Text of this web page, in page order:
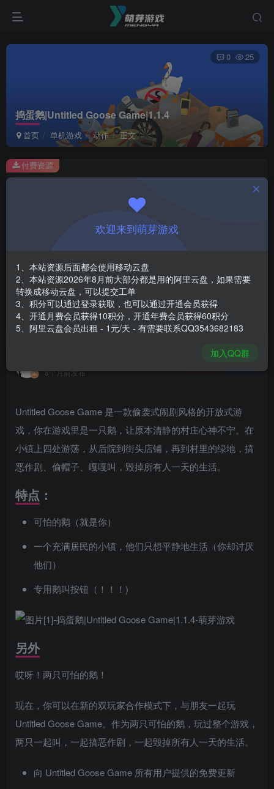
捣蛋鹅|Untitled Goose Game|1.1.4
首页 单机游戏 动作 正文
0 25
此内容为付费资源，请付费后查看
￥1
免费
登录购买
安装包大小
游戏本体大小
837.7 MB
付费资源
8个月前发布
Untitled Goose Game 是一款偷袭式闹剧风格的开放式游
戏，你在游戏里是一只鹅，让原本清静的村庄心神不宁。在
小镇上四处游荡，从后院到街头店铺，再到村里的绿地，搞
恶作剧、偷帽子、嘎嘎叫，毁掉所有人一天的生活。
特点：
可怕的鹅（就是你）
一个充满居民的小镇，他们只想平静地生活（你却讨厌
他们）
专用鹅叫按钮（！！！)
另外
哎呀！两只可怕的鹅！
现在，你可以在新的双玩家合作模式下，与朋友一起玩
Untitled Goose Game。作为两只可怕的鹅，玩过整个游戏，
两只一起叫，一起搞恶作剧，一起毁掉所有人一天的生活。
向 Untitled Goose Game 所有用户提供的免费更新
欢迎来到萌芽游戏
1、本站资源后面都会使用移动云盘
2、本站资源2026年8月前大部分都是用的阿里云盘，如果需要
转换成移动云盘，可以提交工单
3、积分可以通过登录获取，也可以通过开通会员获得
4、开通月费会员获得10积分，开通年费会员获得60积分
5、阿里云盘会员出租 - 1元/天 - 有需要联系QQ3543682183
加入QQ群